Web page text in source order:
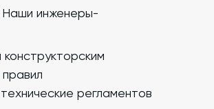
Наши инженеры-
регламентов